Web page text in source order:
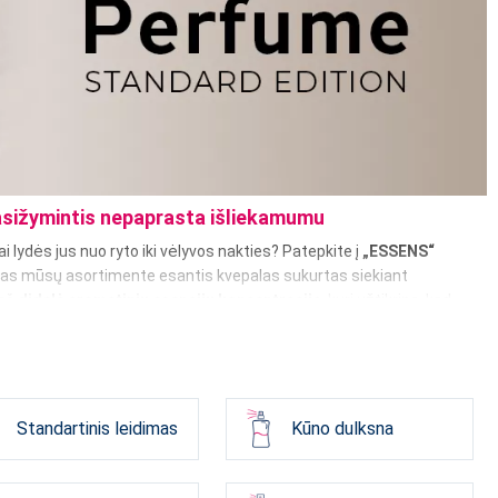
nepaprasta išliekamumu
lydės jus nuo ryto iki vėlyvos nakties? Patepkite į „ESSENS“
mūsų asortimente esantis kvepalas sukurtas siekiant
atraskite išskirtinius nišinius kvepalus
pirmenybę lengvoms kompozicijoms, ar sunkesnėms ir
kvepalų – charizmatiškus
Standartinis leidimas Kūno dulksna